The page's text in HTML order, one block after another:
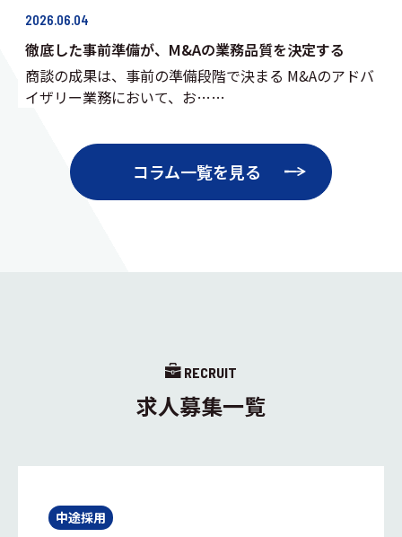
2026.06.04
徹底した事前準備が、M&Aの業務品質を決定する
商談の成果は、事前の準備段階で決まる M&Aのアドバ
イザリー業務において、お……
コラム一覧を見る
RECRUIT
求人募集一覧
中途採用